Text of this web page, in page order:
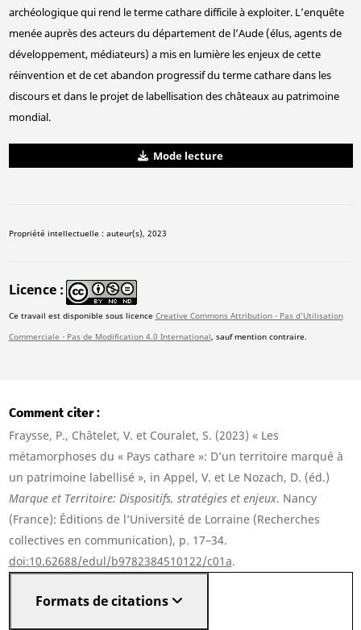
archéologique qui rend le terme cathare difficile à exploiter. L’enquête
menée auprès des acteurs du département de l’Aude (élus, agents de
développement, médiateurs) a mis en lumière les enjeux de cette
réinvention et de cet abandon progressif du terme cathare dans les
discours et dans le projet de labellisation des châteaux au patrimoine
mondial.
Mode lecture
Propriété intellectuelle : auteur(s), 2023
Licence
Ce travail est disponible sous licence Creative Commons Attribution - Pas d'Utilisation
Commerciale - Pas de Modification 4.0 International, sauf mention contraire.
Comment citer
Fraysse, P., Châtelet, V. et Couralet, S. (2023) « Les
métamorphoses du « Pays cathare »: D’un territoire marqué à
un patrimoine labellisé », in Appel, V. et Le Nozach, D. (éd.)
Marque et Territoire: Dispositifs, stratégies et enjeux. Nancy
(France): Éditions de l’Université de Lorraine (Recherches
collectives en communication), p. 17–34.
doi:10.62688/edul/b9782384510122/c01a.
Formats de citations